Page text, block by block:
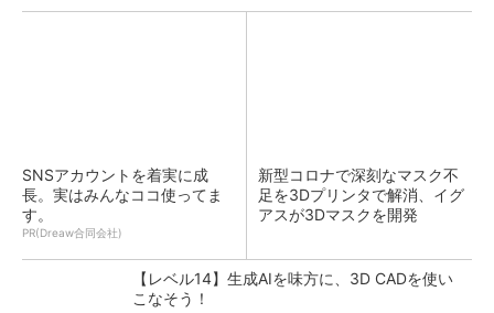
SNSアカウントを着実に成
長。実はみんなココ使ってま
す。
PR(Dreaw合同会社)
新型コロナで深刻なマスク不
足を3Dプリンタで解消、イグ
アスが3Dマスクを開発
【レベル14】生成AIを味方に、3D CADを使い
こなそう！